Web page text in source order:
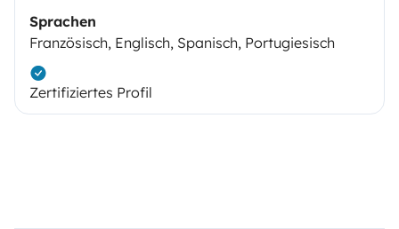
Sprachen
Französisch, Englisch, Spanisch, Portugiesisch
Zertifiziertes Profil